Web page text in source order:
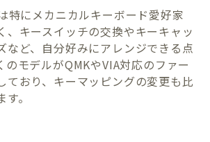
特にメカニカルキーボード愛好家
、キースイッチの交換やキーキャッ
など、自分好みにアレンジできる点
のモデルがQMKやVIA対応のファー
ており、キーマッピングの変更も比
。